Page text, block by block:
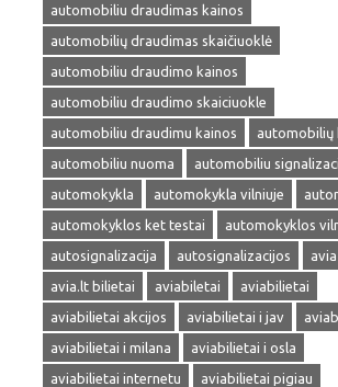
automobiliu draudimas kainos
automobilių draudimas skaičiuoklė
automobiliu draudimo kainos
automobiliu draudimo skaiciuokle
automobiliu draudimu kainos
automobilių
automobiliu nuoma
automobiliu
automokykla
automokykla vilniuje
automokyklos ket testai
automokyklos
autosignalizacija
autosignalizacijos
avia.lt bilietai
aviabiletai
aviabilietai
aviabilietai akcijos
aviabilietai i jav
aviabilietai i milana
aviabilietai i osla
aviabilietai internetu
aviabilietai pigiau